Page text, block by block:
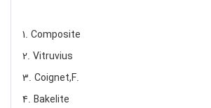
1. Composite
2. Vitruvius
3. Coignet,F.
4. Bakelite